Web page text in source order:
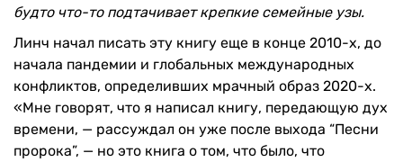
будто что-то подтачивает крепкие семейные узы.
Линч начал писать эту книгу еще в конце 2010-х, до
начала пандемии и глобальных международных
конфликтов, определивших мрачный образ 2020-х.
«Мне говорят, что я написал книгу, передающую дух
времени, — рассуждал он уже после выхода “Песни
пророка”, — но это книга о том, что было, что